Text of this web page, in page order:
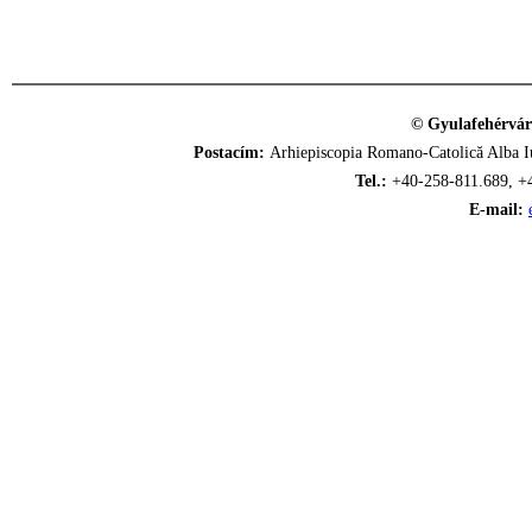
©
Postacím: Arhiepiscopia Romano-Catolică
Tel.: +40-258-811.689,
E-mail: